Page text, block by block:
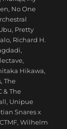
, No One
, Pretty
, Richard H.
,
,
Hikawa,
,The
& The
, Unipue
Snares x
,Wilhelm